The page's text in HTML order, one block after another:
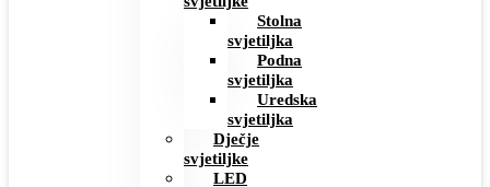
Stolna
svjetiljka
Podna
svjetiljka
Uredska
svjetiljka
Dječje
svjetiljke
LED